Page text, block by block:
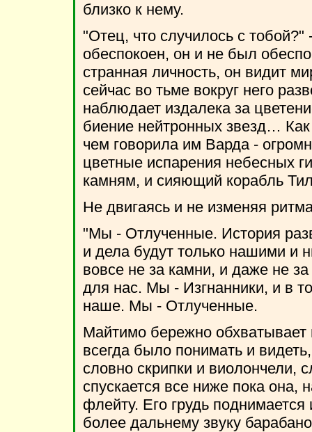
близко к нему.
"Отец, что случилось с
обеспокоен, он и не был
странная личность, он видит
сейчас во тьме вокруг него
наблюдает издалека за
биение нейтронных звезд…
чем говорила им Варда -
цветные испарения небесных
камням, и сияющий корабль
Не двигаясь и не изменяя
"Мы - Отлученные. История
и дела будут только нашими и
вовсе не за камни, и даже не
для нас. Мы - Изгнанники, и в
наше. Мы - Отлученные.
Майтимо бережно обхватывает
всегда было понимать и
словно скрипки и виолончели,
спускается все ниже пока она,
флейту. Его грудь поднимается
более дальнему звуку